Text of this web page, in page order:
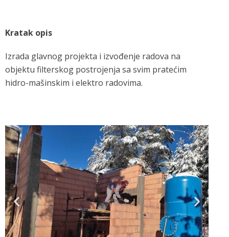
Kratak opis
Izrada glavnog projekta i izvođenje radova na
objektu filterskog postrojenja sa svim pratećim
hidro-mašinskim i elektro radovima.